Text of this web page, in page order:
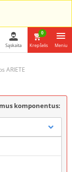
Sąskaita
0
Krepšelis Meniu
ARIETE
komponentus: